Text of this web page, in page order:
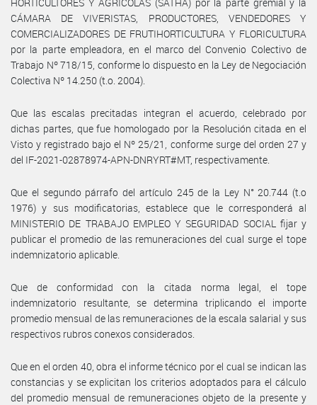
CÁMARA DE VIVERISTAS, PRODUCTORES, VENDEDORES Y
COMERCIALIZADORES DE FRUTIHORTICULTURA Y FLORICULTURA
por la parte empleadora, en el marco del Convenio Colectivo de
Trabajo Nº 718/15, conforme lo dispuesto en la Ley de Negociación
Colectiva Nº 14.250 (t.o. 2004).
Que las escalas precitadas integran el acuerdo, celebrado por
dichas partes, que fue homologado por la Resolución citada en el
Visto y registrado bajo el Nº 25/21, conforme surge del orden 27 y
del IF-2021-02878974-APN-DNRYRT#MT, respectivamente.
Que el segundo párrafo del artículo 245 de la Ley N° 20.744 (t.o
1976) y sus modificatorias, establece que le corresponderá al
MINISTERIO DE TRABAJO EMPLEO Y SEGURIDAD SOCIAL fijar y
publicar el promedio de las remuneraciones del cual surge el tope
indemnizatorio aplicable.
Que de conformidad con la citada norma legal, el tope
indemnizatorio resultante, se determina triplicando el importe
promedio mensual de las remuneraciones de la escala salarial y sus
respectivos rubros conexos considerados.
Que en el orden 40, obra el informe técnico por el cual se indican las
constancias y se explicitan los criterios adoptados para el cálculo
del promedio mensual de remuneraciones objeto de la presente y